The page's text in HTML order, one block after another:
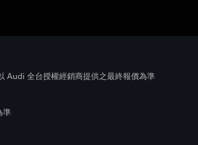
Audi 全台授權經銷商提供之最終報價為準
準